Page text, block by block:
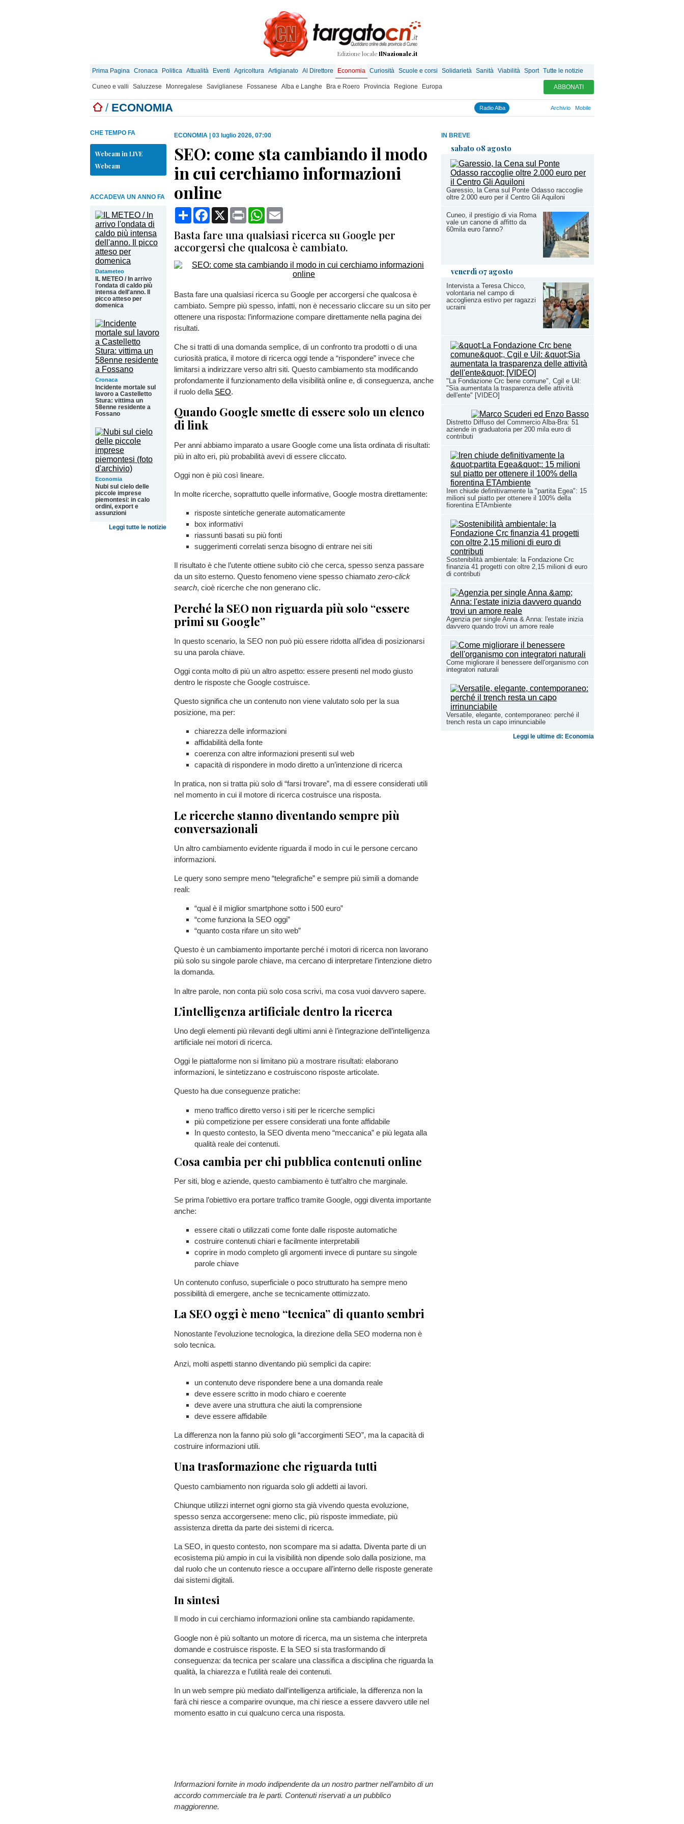
Edizione locale IlNazionale.it
Prima Pagina Cronaca Politica Attualità Eventi Agricoltura Artigianato Al Direttore Economia Curiosità Scuole e corsi Solidarietà Sanità Viabilità Sport Tutte le notizie
Cuneo e valli Saluzzese Monregalese Saviglianese Fossanese Alba e Langhe Bra e Roero Provincia Regione Europa ABBONATI
/ ECONOMIA Radio Alba Archivio Mobile
IN BREVE
sabato 08 agosto
Garessio, la Cena sul Ponte Odasso raccoglie
oltre 2.000 euro per il Centro Gli Aquiloni
Cuneo, il prestigio di via Roma
vale un canone di affitto da
60mila euro l'anno?
venerdì 07 agosto
Intervista a Teresa Chicco,
volontaria nel campo di
accoglienza estivo per ragazzi
ucraini
"La Fondazione Crc bene comune", Cgil e Uil:
"Sia aumentata la trasparenza delle attività
dell'ente" [VIDEO]
Distretto Diffuso del Commercio Alba-Bra: 51
aziende in graduatoria per 200 mila euro di
contributi
Iren chiude definitivamente la "partita Egea": 15
milioni sul piatto per ottenere il 100% della
fiorentina ETAmbiente
Sostenibilità ambientale: la Fondazione Crc
finanzia 41 progetti con oltre 2,15 milioni di euro
di contributi
Agenzia per single Anna & Anna: l'estate inizia
davvero quando trovi un amore reale
Come migliorare il benessere dell'organismo con
integratori naturali
Versatile, elegante, contemporaneo: perché il
trench resta un capo irrinunciabile
Leggi le ultime di: Economia
CHE TEMPO FA
Webcam in LIVE
Webcam
ACCADEVA UN ANNO FA
Datameteo
IL METEO / In arrivo
l'ondata di caldo più
intensa dell'anno. Il
picco atteso per
domenica
Cronaca
Incidente mortale sul
lavoro a Castelletto
Stura: vittima un
58enne residente a
Fossano
Economia
Nubi sul cielo delle
piccole imprese
piemontesi: in calo
ordini, export e
assunzioni
Leggi tutte le notizie
ECONOMIA 03 luglio 2026, 07:00
SEO: come sta cambiando il modo
in cui cerchiamo informazioni
online
CondividiFacebook
X Print WhatsApp
Basta fare una qualsiasi ricerca su Google per
accorgersi che qualcosa è cambiato.
Basta fare una qualsiasi ricerca su Google per accorgersi che qualcosa è
cambiato. Sempre più spesso, infatti, non è necessario cliccare su un sito per
ottenere una risposta: l’informazione compare direttamente nella pagina dei
risultati.
Che si tratti di una domanda semplice, di un confronto tra prodotti o di una
curiosità pratica, il motore di ricerca oggi tende a “rispondere” invece che
limitarsi a indirizzare verso altri siti. Questo cambiamento sta modificando
profondamente il funzionamento della visibilità online e, di conseguenza, anche
il ruolo della SEO.
Quando Google smette di essere solo un elenco
di link
Per anni abbiamo imparato a usare Google come una lista ordinata di risultati:
più in alto eri, più probabilità avevi di essere cliccato.
Oggi non è più così lineare.
In molte ricerche, soprattutto quelle informative, Google mostra direttamente:
risposte sintetiche generate automaticamente
box informativi
riassunti basati su più fonti
suggerimenti correlati senza bisogno di entrare nei siti
Il risultato è che l’utente ottiene subito ciò che cerca, spesso senza passare
da un sito esterno. Questo fenomeno viene spesso chiamato zero-click
search, cioè ricerche che non generano clic.
Perché la SEO non riguarda più solo “essere
primi su Google”
In questo scenario, la SEO non può più essere ridotta all’idea di posizionarsi
su una parola chiave.
Oggi conta molto di più un altro aspetto: essere presenti nel modo giusto
dentro le risposte che Google costruisce.
Questo significa che un contenuto non viene valutato solo per la sua
posizione, ma per:
chiarezza delle informazioni
affidabilità della fonte
coerenza con altre informazioni presenti sul web
capacità di rispondere in modo diretto a un’intenzione di ricerca
In pratica, non si tratta più solo di “farsi trovare”, ma di essere considerati utili
nel momento in cui il motore di ricerca costruisce una risposta.
Le ricerche stanno diventando sempre più
conversazionali
Un altro cambiamento evidente riguarda il modo in cui le persone cercano
informazioni.
Le query sono sempre meno “telegrafiche” e sempre più simili a domande
reali:
“qual è il miglior smartphone sotto i 500 euro”
“come funziona la SEO oggi”
“quanto costa rifare un sito web”
Questo è un cambiamento importante perché i motori di ricerca non lavorano
più solo su singole parole chiave, ma cercano di interpretare l’intenzione dietro
la domanda.
In altre parole, non conta più solo cosa scrivi, ma cosa vuoi davvero sapere.
L’intelligenza artificiale dentro la ricerca
Uno degli elementi più rilevanti degli ultimi anni è l’integrazione dell’intelligenza
artificiale nei motori di ricerca.
Oggi le piattaforme non si limitano più a mostrare risultati: elaborano
informazioni, le sintetizzano e costruiscono risposte articolate.
Questo ha due conseguenze pratiche:
meno traffico diretto verso i siti per le ricerche semplici
più competizione per essere considerati una fonte affidabile
In questo contesto, la SEO diventa meno “meccanica” e più legata alla
qualità reale dei contenuti.
Cosa cambia per chi pubblica contenuti online
Per siti, blog e aziende, questo cambiamento è tutt’altro che marginale.
Se prima l’obiettivo era portare traffico tramite Google, oggi diventa importante
anche:
essere citati o utilizzati come fonte dalle risposte automatiche
costruire contenuti chiari e facilmente interpretabili
coprire in modo completo gli argomenti invece di puntare su singole
parole chiave
Un contenuto confuso, superficiale o poco strutturato ha sempre meno
possibilità di emergere, anche se tecnicamente ottimizzato.
La SEO oggi è meno “tecnica” di quanto sembri
Nonostante l’evoluzione tecnologica, la direzione della SEO moderna non è
solo tecnica.
Anzi, molti aspetti stanno diventando più semplici da capire:
un contenuto deve rispondere bene a una domanda reale
deve essere scritto in modo chiaro e coerente
deve avere una struttura che aiuti la comprensione
deve essere affidabile
La differenza non la fanno più solo gli “accorgimenti SEO”, ma la capacità di
costruire informazioni utili.
Una trasformazione che riguarda tutti
Questo cambiamento non riguarda solo gli addetti ai lavori.
Chiunque utilizzi internet ogni giorno sta già vivendo questa evoluzione,
spesso senza accorgersene: meno clic, più risposte immediate, più
assistenza diretta da parte dei sistemi di ricerca.
La SEO, in questo contesto, non scompare ma si adatta. Diventa parte di un
ecosistema più ampio in cui la visibilità non dipende solo dalla posizione, ma
dal ruolo che un contenuto riesce a occupare all’interno delle risposte generate
dai sistemi digitali.
In sintesi
Il modo in cui cerchiamo informazioni online sta cambiando rapidamente.
Google non è più soltanto un motore di ricerca, ma un sistema che interpreta
domande e costruisce risposte. E la SEO si sta trasformando di
conseguenza: da tecnica per scalare una classifica a disciplina che riguarda la
qualità, la chiarezza e l’utilità reale dei contenuti.
In un web sempre più mediato dall’intelligenza artificiale, la differenza non la
farà chi riesce a comparire ovunque, ma chi riesce a essere davvero utile nel
momento esatto in cui qualcuno cerca una risposta.
Informazioni fornite in modo indipendente da un nostro partner nell’ambito di un
accordo commerciale tra le parti. Contenuti riservati a un pubblico
maggiorenne.